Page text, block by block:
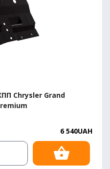
Chrysler Grand
6 540UAH